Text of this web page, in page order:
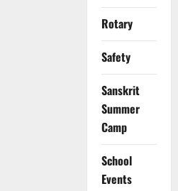
Rotary
Safety
Sanskrit
Summer
Camp
School
Events